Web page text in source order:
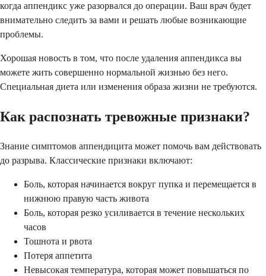
когда аппендикс уже разорвался до операции. Ваш врач будет
внимательно следить за вами и решать любые возникающие
проблемы.
Хорошая новость в том, что после удаления аппендикса вы
можете жить совершенно нормальной жизнью без него.
Специальная диета или изменения образа жизни не требуются.
Как распознать тревожные признаки?
Знание симптомов аппендицита может помочь вам действовать
до разрыва. Классические признаки включают:
Боль, которая начинается вокруг пупка и перемещается в
нижнюю правую часть живота
Боль, которая резко усиливается в течение нескольких
часов
Тошнота и рвота
Потеря аппетита
Невысокая температура, которая может повышаться по